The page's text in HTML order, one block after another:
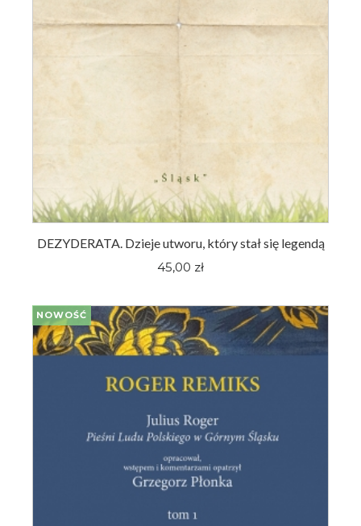
DEZYDERATA. Dzieje utworu, który stał się legendą
45,00 zł
NOWOŚĆ